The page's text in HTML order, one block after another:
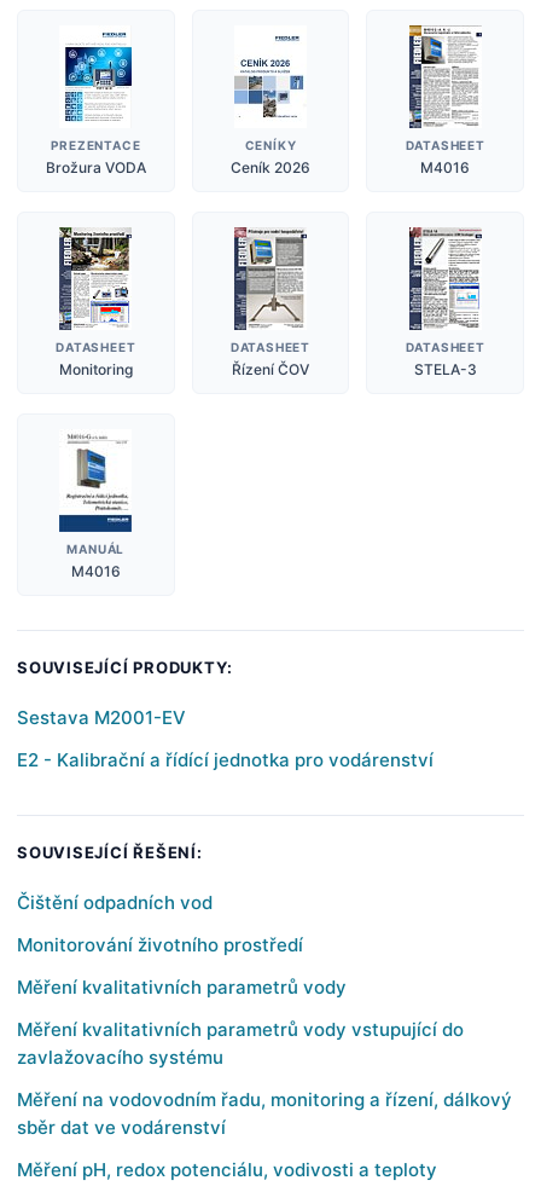
PREZENTACE
Brožura VODA
CENÍKY
Ceník 2026
DATASHEET
M4016
DATASHEET
Monitoring
DATASHEET
Řízení ČOV
DATASHEET
STELA-3
MANUÁL
M4016
SOUVISEJÍCÍ PRODUKTY:
Sestava M2001-EV
E2 - Kalibrační a řídící jednotka pro vodárenství
SOUVISEJÍCÍ ŘEŠENÍ:
Čištění odpadních vod
Monitorování životního prostředí
Měření kvalitativních parametrů vody
Měření kvalitativních parametrů vody vstupující do
zavlažovacího systému
Měření na vodovodním řadu, monitoring a řízení, dálkový
sběr dat ve vodárenství
Měření pH, redox potenciálu, vodivosti a teploty